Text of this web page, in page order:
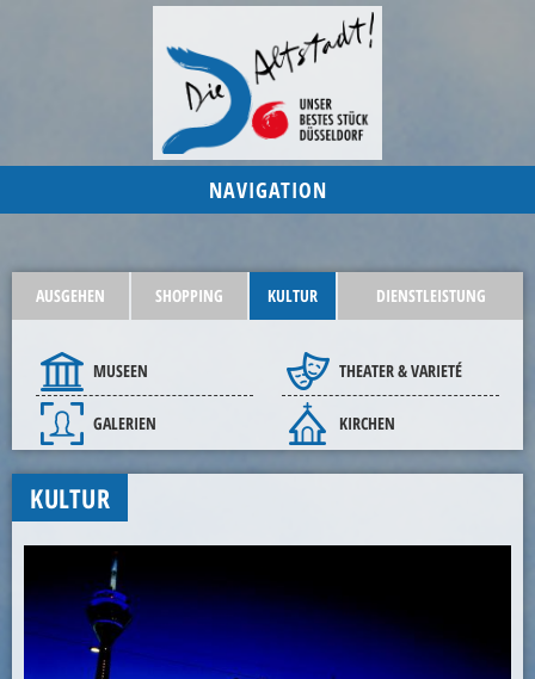
NAVIGATION
AUSGEHEN SHOPPING KULTUR DIENSTLEISTUNG
MUSEEN
GALERIEN
THEATER & VARIETÉ
KIRCHEN
KULTUR